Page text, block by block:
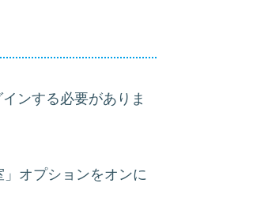
ンする必要がありま
オプションをオンに